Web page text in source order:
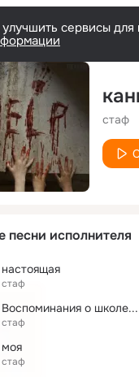
сервисы
стаф
песни исполнителя
настоящая
стаф
Воспоминания о школе...
стаф
моя
стаф